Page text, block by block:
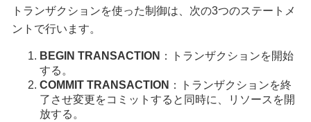
トランザクションを使った制御は、次の3つのステートメ
ントで行います。
BEGIN TRANSACTION ：トランザクションを開始
する。
COMMIT TRANSACTION ：トランザクションを終
了させ変更をコミットすると同時に、リソースを開
放する。